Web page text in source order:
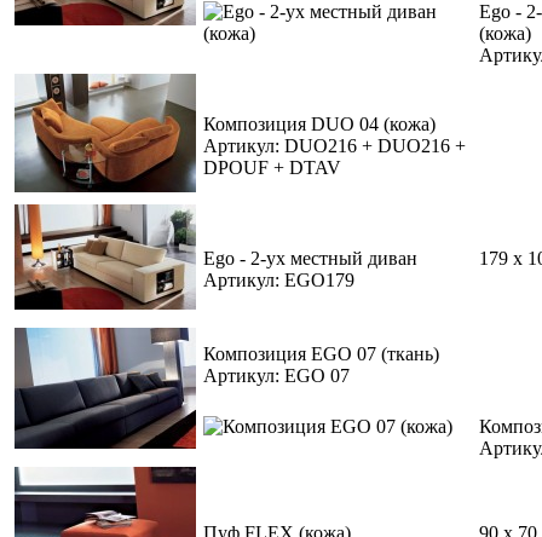
Ego -
(кожа)
Композиция DUO 04 (кожа)
Артикул: DUO216 + DUO216 +
DPOUF + DTAV
Ego - 2-ух местный диван
Артикул: EGO179
179 х
Композиция EGO 07 (ткань)
Артикул: EGO 07